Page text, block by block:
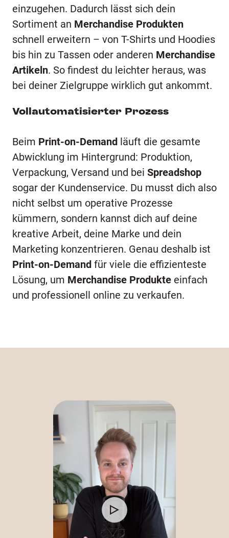
einzugehen. Dadurch lässt sich dein
Sortiment an Merchandise Produkten
schnell erweitern – von T-Shirts und Hoodies
bis hin zu Tassen oder anderen Merchandise
Artikeln. So findest du leichter heraus, was
bei deiner Zielgruppe wirklich gut ankommt.
Vollautomatisierter Prozess
Beim Print-on-Demand läuft die gesamte
Abwicklung im Hintergrund: Produktion,
Verpackung, Versand und bei Spreadshop
sogar der Kundenservice. Du musst dich also
nicht selbst um operative Prozesse
kümmern, sondern kannst dich auf deine
kreative Arbeit, deine Marke und dein
Marketing konzentrieren. Genau deshalb ist
Print-on-Demand für viele die effizienteste
Lösung, um Merchandise Produkte einfach
und professionell online zu verkaufen.